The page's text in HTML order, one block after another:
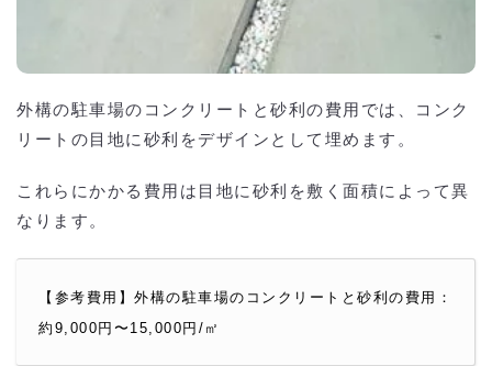
外構の駐車場のコンクリートと砂利の費用では、コンク
リートの目地に砂利をデザインとして埋めます。
これらにかかる費用は目地に砂利を敷く面積によって異
なります。
【参考費用】外構の駐車場のコンクリートと砂利の費用：
約9,000円〜15,000円/㎡